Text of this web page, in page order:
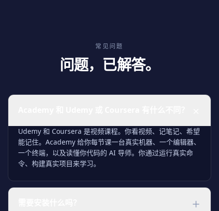
常见问题
问题，已解答。
Udemy 和 Coursera 是视频课程。你看视频、记笔记、希望
能记住。Academy 给你每节课一台真实机器、一个编辑器、
一个终端，以及读懂你代码的 AI 导师。你通过运行真实命
令、构建真实项目来学习。